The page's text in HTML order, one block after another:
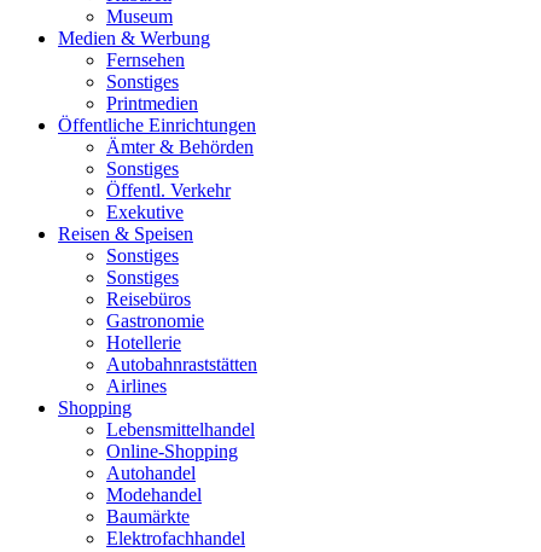
Museum
Medien & Werbung
Fernsehen
Sonstiges
Printmedien
Öffentliche Einrichtungen
Ämter & Behörden
Sonstiges
Öffentl. Verkehr
Exekutive
Reisen & Speisen
Sonstiges
Sonstiges
Reisebüros
Gastronomie
Hotellerie
Autobahnraststätten
Airlines
Shopping
Lebensmittelhandel
Online-Shopping
Autohandel
Modehandel
Baumärkte
Elektrofachhandel